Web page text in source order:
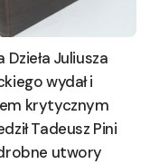
Dzieła Juliusza
wydał i
krytycznym
Tadeusz Pini
utwory